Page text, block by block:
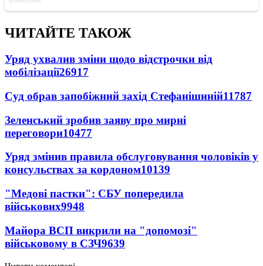
ЧИТАЙТЕ ТАКОЖ
Уряд ухвалив зміни щодо відстрочки від
мобілізації26917
Суд обрав запобіжний захід Стефанішиній11787
Зеленський зробив заяву про мирні
переговори10477
Уряд змінив правила обслуговування чоловіків у
консульствах за кордоном10139
"Медові пастки": СБУ попередила
військових9948
Майора ВСП викрили на "допомозі"
військовому в СЗЧ9639